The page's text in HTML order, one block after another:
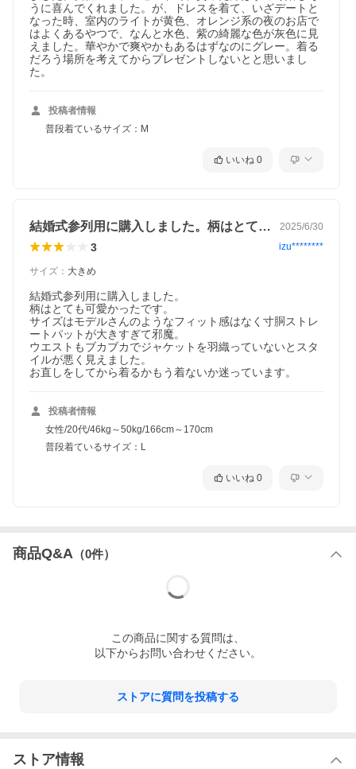
うに喜んでくれました。が、ドレスを着て、いざデートと
なった時、室内のライトが黄色、オレンジ系の夜のお店で
はよくあるやつで、なんと水色、紫の綺麗な色が灰色に見
えました。華やかで爽やかもあるはずなのにグレー。着る
だろう場所を考えてからプレゼントしないとと思いまし
た。
投稿者情報
普段着ているサイズ：M
いいね 0
結婚式参列用に購入しました。柄はとても… 2025/6/30
3 izu********
サイズ ： 大きめ
結婚式参列用に購入しました。
柄はとても可愛かったです。
サイズはモデルさんのようなフィット感はなく寸胴ストレ
ートパットが大きすぎて邪魔。
ウエストもブカブカでジャケットを羽織っていないとスタ
イルが悪く見えました。
お直しをしてから着るかもう着ないか迷っています。
投稿者情報
女性/20代/46kg～50kg/166cm～170cm
普段着ているサイズ：L
いいね 0
商品Q&A （0件）
この商品に関する質問は、
以下からお問い合わせください。
ストアに質問を投稿する
ストア情報